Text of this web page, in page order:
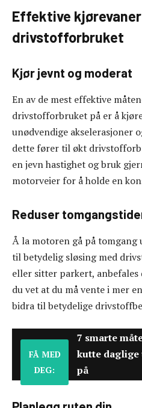
Effektive
drivstofforbruket
Kjør jevnt og moderat
En av de mest effektive
drivstofforbruket på er å
unødvendige akselerasjoner
dette fører til økt
en jevn hastighet og bruk
motorveier for å holde en
Reduser
Å la motoren gå på tomgang
til betydelig sløsing med
eller sitter parkert, anbefales
du vet at du må vente i mer
bidra til betydelige
FÅ MED
DEG:
7 smarte
kutte
på